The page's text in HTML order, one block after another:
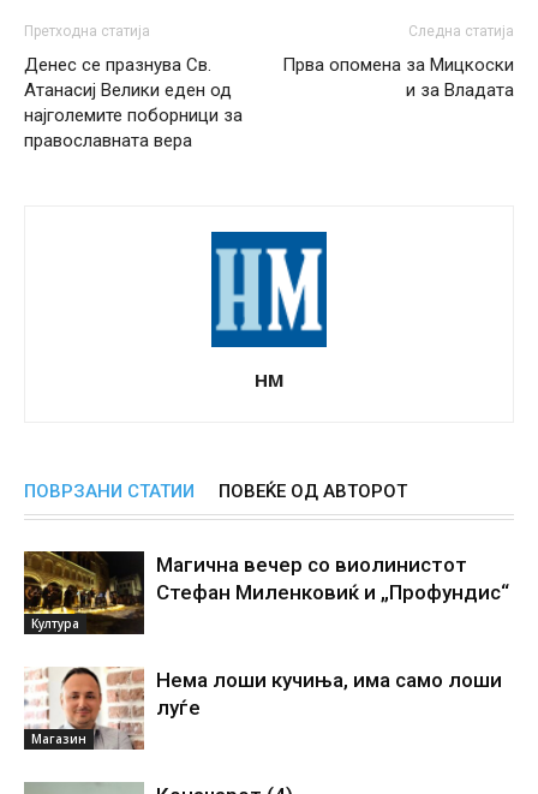
Претходна статија
Денес се празнува Св.
Атанасиј Велики еден од
најголемите поборници за
православната вера
Следна статија
Прва опомена за Мицкоски
и за Владата
НМ
ПОВРЗАНИ СТАТИИ ПОВЕЌЕ ОД АВТОРОТ
Култура
Магична вечер со виолинистот
Стефан Миленковиќ и „Профундис“
Магазин
Нема лоши кучиња, има само лоши
луѓе